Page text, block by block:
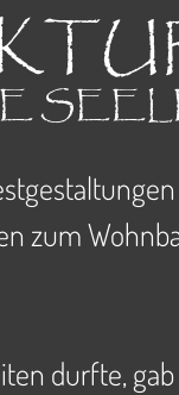
zum
durfte, gab